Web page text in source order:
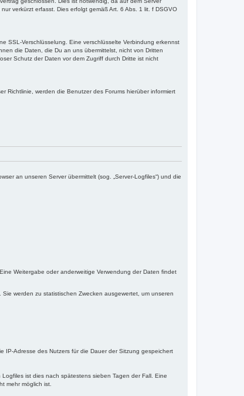
verkürzt erfasst. Dies erfolgt gemäß Art. 6 Abs. 1 lit. f DSGVO
SSL-Verschlüsselung. Eine verschlüsselte Verbindung erkennst
die Daten, die Du an uns übermittelst, nicht von Dritten
Schutz der Daten vor dem Zugriff durch Dritte ist nicht
Richtlinie, werden die Benutzer des Forums hierüber informiert
an unseren Server übermittelt (sog. „Server-Logfiles“) und die
Weitergabe oder anderweitige Verwendung der Daten findet
werden zu statistischen Zwecken ausgewertet, um unseren
IP-Adresse des Nutzers für die Dauer der Sitzung gespeichert
ist dies nach spätestens sieben Tagen der Fall. Eine
mehr möglich ist.